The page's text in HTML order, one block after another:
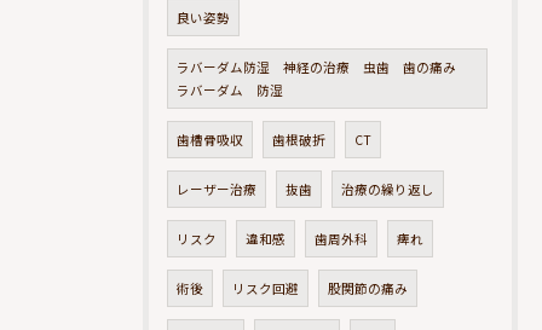
良い姿勢
ラバーダム防湿 神経の治療 虫歯 歯の痛み
ラバーダム 防湿
歯槽骨吸収 歯根破折 CT
レーザー治療 抜歯 治療の繰り返し
リスク 違和感 歯周外科 痺れ
術後 リスク回避 股関節の痛み